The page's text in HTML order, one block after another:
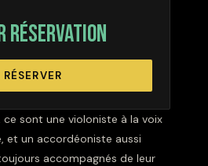
ce sont une violoniste à la voix
et un accordéoniste aussi
accompagnés de leur
réservation
RÉSERVER